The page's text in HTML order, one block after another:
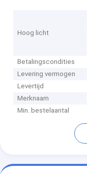
Hoog licht
Betalingscondities
Levering vermogen
Levertijd
Merknaam
Min. bestelaantal